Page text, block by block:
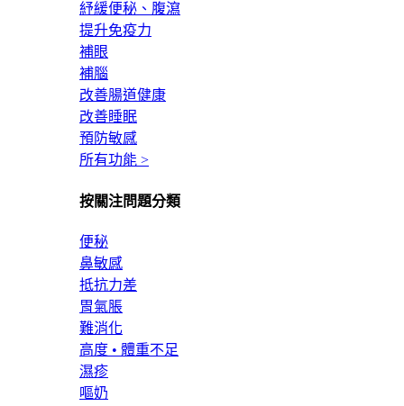
紓緩便秘、腹瀉
提升免疫力
補眼
補腦
改善腸道健康
改善睡眠
預防敏感
所有功能 >
按關注問題分類
便秘
鼻敏感
抵抗力差
胃氣脹
難消化
高度 • 體重不足
濕疹
嘔奶